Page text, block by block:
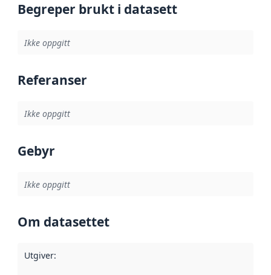
Begreper brukt i datasett
Ikke oppgitt
Referanser
Ikke oppgitt
Gebyr
Ikke oppgitt
Om datasettet
Utgiver: